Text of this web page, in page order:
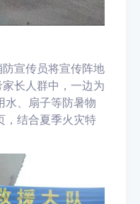
宣传员将宣传阵地
长人群中，一边为
水、扇子等防暑物
，结合夏季火灾特